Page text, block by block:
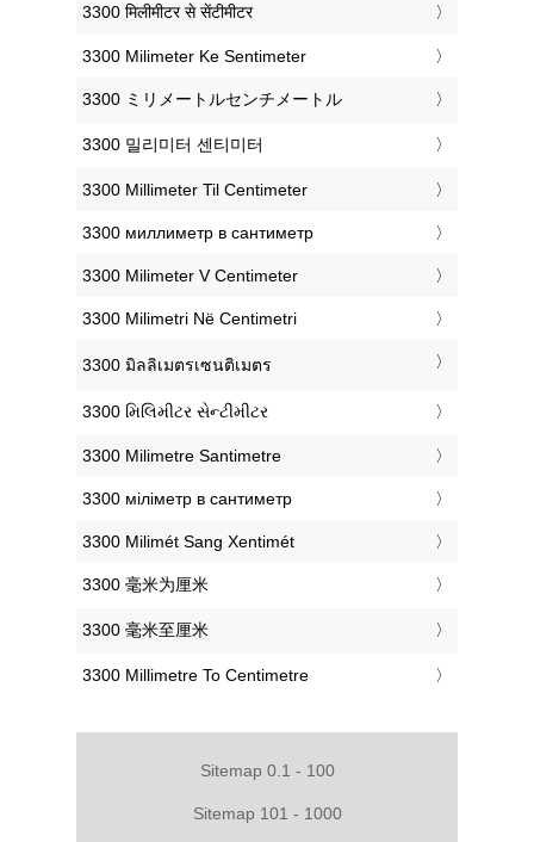
‎3300 मिलीमीटर से सेंटीमीटर
‎3300 Milimeter Ke Sentimeter
‎3300 ミリメートルセンチメートル
‎3300 밀리미터 센티미터
‎3300 Millimeter Til Centimeter
‎3300 миллиметр в сантиметр
‎3300 Milimeter V Centimeter
‎3300 Milimetri Në Centimetri
‎3300 มิลลิเมตรเซนติเมตร
‎3300 મિલિમીટર સેન્ટીમીટર
‎3300 Milimetre Santimetre
‎3300 міліметр в сантиметр
‎3300 Milimét Sang Xentimét
‎3300 毫米为厘米
‎3300 毫米至厘米
‎3300 Millimetre To Centimetre
Sitemap 0.1 - 100
Sitemap 101 - 1000